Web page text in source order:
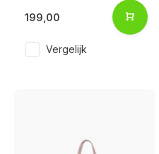
199,00
Vergelijk